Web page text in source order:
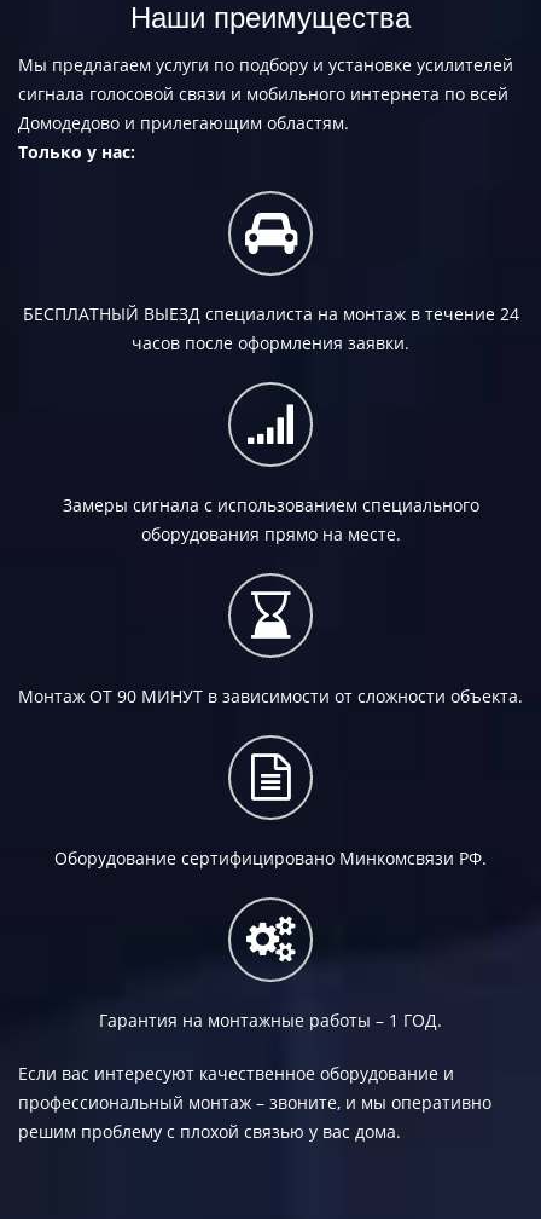
Наши преимущества
Мы предлагаем услуги по подбору и установке усилителей
сигнала голосовой связи и мобильного интернета по всей
Домодедово и прилегающим областям.
Только у нас:
БЕСПЛАТНЫЙ ВЫЕЗДспециалиста на монтаж в течение 24
часов после оформления заявки.
Замеры сигнала с использованием специального
оборудования прямо на месте.
Монтаж ОТ 90 МИНУТ в зависимости от сложности объекта.
Оборудование сертифицировано Минкомсвязи РФ.
Гарантия на монтажные работы – 1 ГОД.
Если вас интересуют качественное оборудование и
профессиональный монтаж – звоните, и мы оперативно
решим проблему с плохой связью у вас дома.